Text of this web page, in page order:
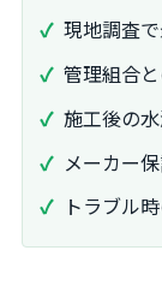
現地調査
管理組合
施工後の
メーカー
トラブル